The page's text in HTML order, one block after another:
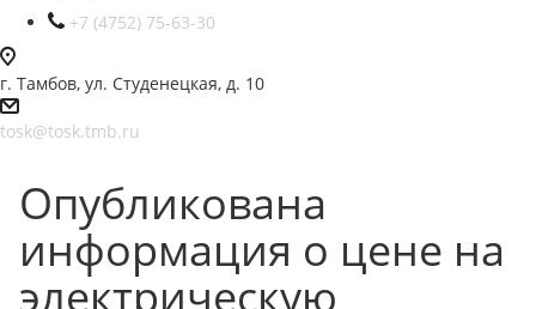
+7 (4752) 75-63-30
г. Тамбов, ул. Студенецкая, д. 10
tosk@tosk.tmb.ru
Опубликована
информация о цене на
электрическую